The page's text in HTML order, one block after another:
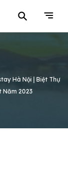
⚲
Hà Nội | Biệt Thự
Năm 2023